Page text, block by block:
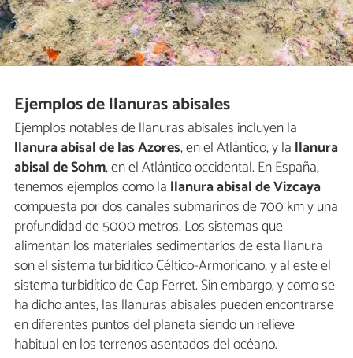
Ejemplos de llanuras abisales
Ejemplos notables de llanuras abisales incluyen la
llanura abisal de las Azores, en el Atlántico, y la llanura
abisal de Sohm, en el Atlántico occidental. En España,
tenemos ejemplos como la llanura abisal de Vizcaya
compuesta por dos canales submarinos de 700 km y una
profundidad de 5000 metros. Los sistemas que
alimentan los materiales sedimentarios de esta llanura
son el sistema turbidítico Céltico-Armoricano, y al este el
sistema turbidítico de Cap Ferret. Sin embargo, y como se
ha dicho antes, las llanuras abisales pueden encontrarse
en diferentes puntos del planeta siendo un relieve
habitual en los terrenos asentados del océano.